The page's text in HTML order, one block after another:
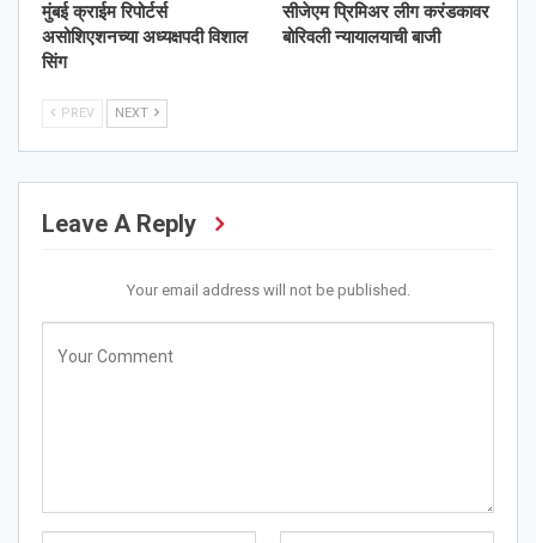
मुंबई क्राईम रिपोर्टर्स
असोशिएशनच्या अध्यक्षपदी विशाल
सिंग
सीजेएम प्रिमिअर लीग करंडकावर
बोरिवली न्यायालयाची बाजी
PREV NEXT
Leave A Reply
Your email address will not be published.